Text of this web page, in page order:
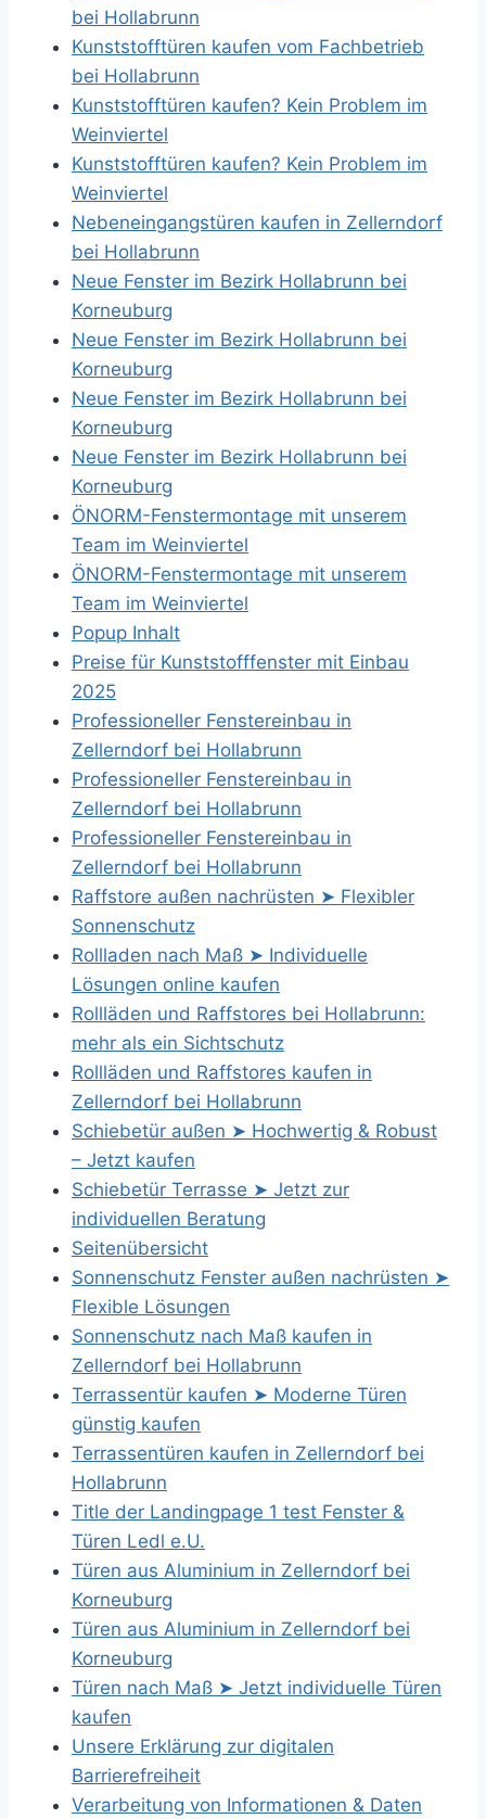
bei Hollabrunn
Kunststofftüren kaufen vom Fachbetrieb
bei Hollabrunn
Kunststofftüren kaufen? Kein Problem im
Weinviertel
Kunststofftüren kaufen? Kein Problem im
Weinviertel
Nebeneingangstüren kaufen in Zellerndorf
bei Hollabrunn
Neue Fenster im Bezirk Hollabrunn bei
Korneuburg
Neue Fenster im Bezirk Hollabrunn bei
Korneuburg
Neue Fenster im Bezirk Hollabrunn bei
Korneuburg
Neue Fenster im Bezirk Hollabrunn bei
Korneuburg
ÖNORM-Fenstermontage mit unserem
Team im Weinviertel
ÖNORM-Fenstermontage mit unserem
Team im Weinviertel
Popup Inhalt
Preise für Kunststofffenster mit Einbau
2025
Professioneller Fenstereinbau in
Zellerndorf bei Hollabrunn
Professioneller Fenstereinbau in
Zellerndorf bei Hollabrunn
Professioneller Fenstereinbau in
Zellerndorf bei Hollabrunn
Raffstore außen nachrüsten ➤ Flexibler
Sonnenschutz
Rollladen nach Maß ➤ Individuelle
Lösungen online kaufen
Rollläden und Raffstores bei Hollabrunn:
mehr als ein Sichtschutz
Rollläden und Raffstores kaufen in
Zellerndorf bei Hollabrunn
Schiebetür außen ➤ Hochwertig & Robust
– Jetzt kaufen
Schiebetür Terrasse ➤ Jetzt zur
individuellen Beratung
Seitenübersicht
Sonnenschutz Fenster außen nachrüsten ➤
Flexible Lösungen
Sonnenschutz nach Maß kaufen in
Zellerndorf bei Hollabrunn
Terrassentür kaufen ➤ Moderne Türen
günstig kaufen
Terrassentüren kaufen in Zellerndorf bei
Hollabrunn
Title der Landingpage 1 test Fenster &
Türen Ledl e.U.
Türen aus Aluminium in Zellerndorf bei
Korneuburg
Türen aus Aluminium in Zellerndorf bei
Korneuburg
Türen nach Maß ➤ Jetzt individuelle Türen
kaufen
Unsere Erklärung zur digitalen
Barrierefreiheit
Verarbeitung von Informationen & Daten